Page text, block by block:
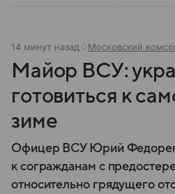
14 минут назад Московский
Майор ВСУ:
готовиться к
зиме
Офицер ВСУ Юрий
к согражданам с
относительно грядущего